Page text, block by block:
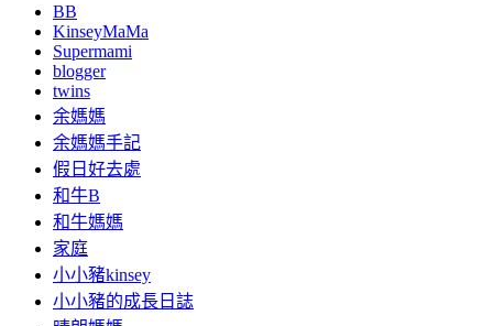
BB
KinseyMaMa
Supermami
blogger
twins
余媽媽
余媽媽手記
假日好去處
和牛B
和牛媽媽
家庭
小小豬kinsey
小小豬的成長日誌